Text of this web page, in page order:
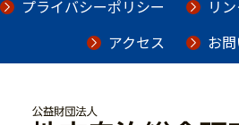
プライバシーポリシー リ
アクセス
お